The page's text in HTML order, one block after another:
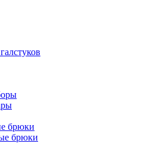
брюки
брюки